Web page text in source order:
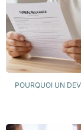
POURQUOI UN